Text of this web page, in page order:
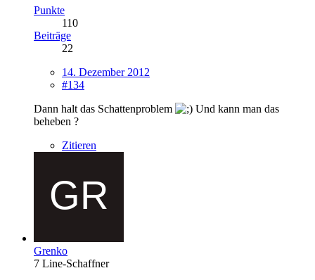
Punkte
110
Beiträge
22
14. Dezember 2012
#134
Dann halt das Schattenproblem
Und kann man das
beheben ?
Zitieren
Grenko
7 Line-Schaffner